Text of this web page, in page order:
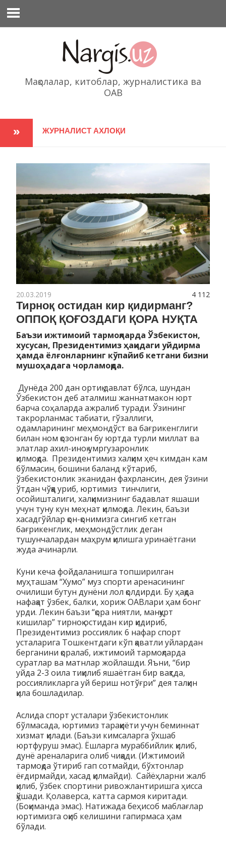
содержимому
Мақолалар, китоблар, журналистика ва
ОАВ
ЖУРНАЛИСТ АХЛОҚИ
4 112
20.03.2019
Тирноқ остидан кир қидирманг?
ОППОҚ ҚОҒОЗДАГИ ҚОРА НУҚТА
Баъзи ижтимоий тармоқларда Ўзбекистон,
хусусан, Президентимиз ҳақидаги уйдирма
ҳамда ёлғонларнинг кўпайиб кетгани бизни
мушоҳадага чорламоқда.
Дунёда 200 дан ортиқ давлат бўлса, шундан
Ўзбекистон деб аталмиш жаннатмакон юрт
барча соҳаларда ажралиб туради. Ўзининг
такрорланмас табиати, гўзаллиги,
одамларининг меҳмондўст ва бағрикенглиги
билан ном қозонган бу юртда турли миллат ва
элатлар ахил-иноқ умргузаронлик
қилмоқда. Президентимиз халқим ҳеч кимдан кам
бўлмасин, бошини баланд кўтариб,
ўзбекистонлик эканидан фахрлансин, дея ўзини
ўтдан чўққа уриб, юртимиз тинчлиги,
осойишталиги, халқимизнинг бадавлат яшаши
учун туну кун меҳнат қилмоқда. Лекин, баъзи
хасадгўйлар қон-қонимизга сингиб кетган
бағрикенглик, меҳмондўстлик деган
тушунчалардан маҳрум қилишга уринаётгани
жуда ачинарли.
Куни кеча фойдаланишга топширилган
муҳташам “Хумо” муз спорти аренасининг
очилиши бутун дунёни лол қолдирди. Бу ҳақда
нафақат ўзбек, балки, хориж ОАВлари ҳам бонг
урди. Лекин баъзи “қора ниятли, манқурт
кишилар” тирноқ остидан кир қидириб,
Президентимиз россиялик 6 нафар спорт
усталарига Тошкентдаги кўп қаватли уйлардан
берганини қоралаб, ижтимоий тармоқларда
суратлар ва матнлар жойлашди. Яъни, “бир
уйда 2-3 оила тиқилиб яшаётган бир вақтда,
россияликларга уй бериш нотўғри” дея талқин
қила бошладилар.
Аслида спорт усталари ўзбекистонлик
бўлмасада, юртимиз тараққиёти учун беминнат
хизмат қилади. (Баъзи кимсаларга ўхшаб
юртфуруш эмас). Ёшларга мураббийлик қилиб,
дунё ареналарига олиб чиқади. (Ижтимоий
тармоқда ўтириб гап сотмайди, бўхтонлар
ёғдирмайди, хасад қилмайди). Сайёҳларни жалб
қилиб, ўзбек спортини ривожлантиришга ҳисса
қўшади. Қолаверса, катта сармоя киритади.
(Боқиманда эмас). Натижада беҳисоб маблағлар
юртимизга оқиб келишини гапирмаса ҳам
бўлади.